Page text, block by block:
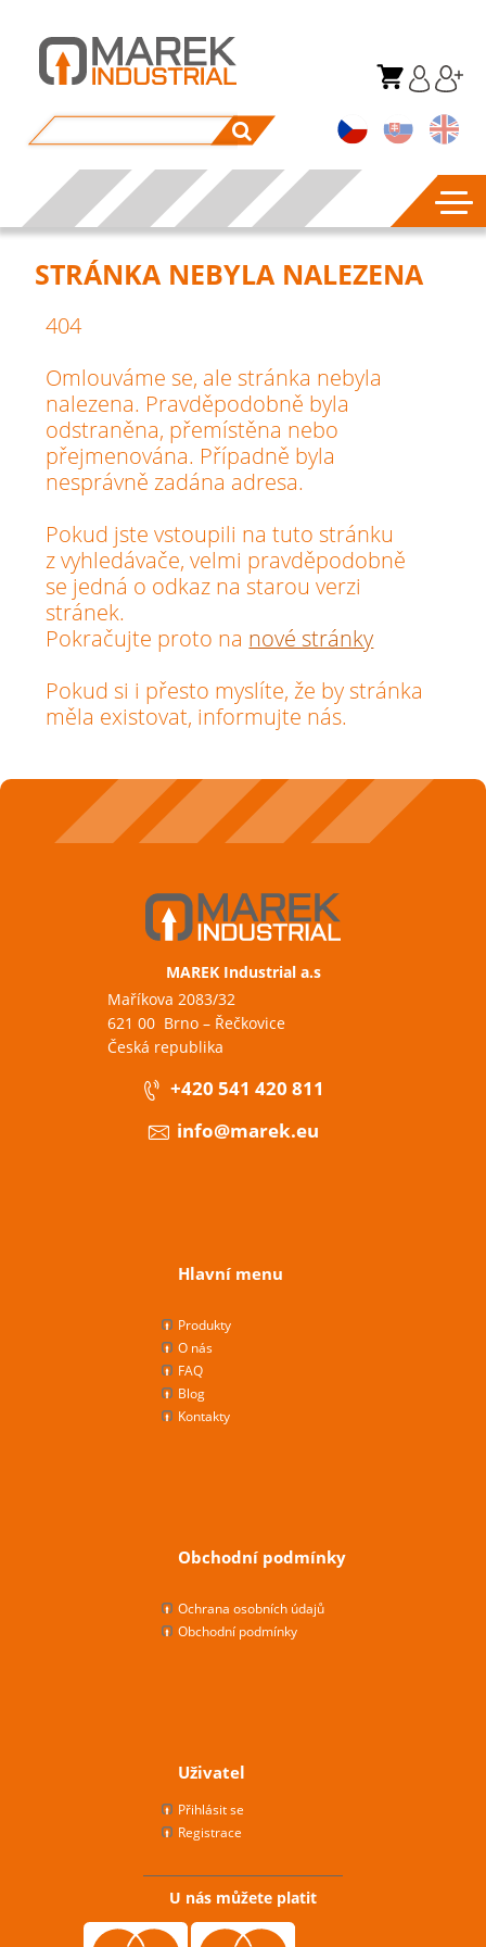
STRÁNKA NEBYLA NALEZENA
404
Omlouváme se, ale stránka nebyla
nalezena. Pravděpodobně byla
odstraněna, přemístěna nebo
přejmenována. Případně byla
nesprávně zadána adresa.
Pokud jste vstoupili na tuto stránku
z vyhledávače, velmi pravděpodobně
se jedná o odkaz na starou verzi
stránek.
Pokračujte proto na nové stránky
Pokud si i přesto myslíte, že by stránka
měla existovat, informujte nás.
MAREK Industrial a.s
Maříkova 2083/32
621 00 Brno – Řečkovice
Česká republika
+420 541 420 811
info@marek.eu
Hlavní menu
Produkty
O nás
FAQ
Blog
Kontakty
Obchodní podmínky
Ochrana osobních údajů
Obchodní podmínky
Uživatel
Přihlásit se
Registrace
U nás můžete platit